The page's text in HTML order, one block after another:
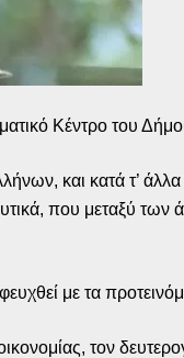
Κέντρο του
και κατά τ’ άλλα
που μεταξύ των
με τα
τον